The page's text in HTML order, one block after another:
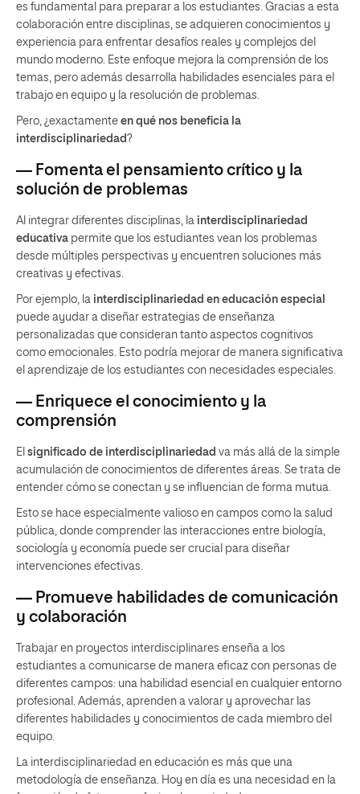
es fundamental para preparar a los estudiantes. Gracias a esta
colaboración entre disciplinas, se adquieren conocimientos y
experiencia para enfrentar desafíos reales y complejos del
mundo moderno. Este enfoque mejora la comprensión de los
temas, pero además desarrolla habilidades esenciales para el
trabajo en equipo y la resolución de problemas.
Pero, ¿exactamente en qué nos beneficia la
interdisciplinariedad?
— Fomenta el pensamiento crítico y la
solución de problemas
Al integrar diferentes disciplinas, la interdisciplinariedad
educativa permite que los estudiantes vean los problemas
desde múltiples perspectivas y encuentren soluciones más
creativas y efectivas.
Por ejemplo, la interdisciplinariedad en educación especial
puede ayudar a diseñar estrategias de enseñanza
personalizadas que consideran tanto aspectos cognitivos
como emocionales. Esto podría mejorar de manera significativa
el aprendizaje de los estudiantes con necesidades especiales.
— Enriquece el conocimiento y la
comprensión
El significado de interdisciplinariedad va más allá de la simple
acumulación de conocimientos de diferentes áreas. Se trata de
entender cómo se conectan y se influencian de forma mutua.
Esto se hace especialmente valioso en campos como la salud
pública, donde comprender las interacciones entre biología,
sociología y economía puede ser crucial para diseñar
intervenciones efectivas.
— Promueve habilidades de comunicación
y colaboración
Trabajar en proyectos interdisciplinares enseña a los
estudiantes a comunicarse de manera eficaz con personas de
diferentes campos: una habilidad esencial en cualquier entorno
profesional. Además, aprenden a valorar y aprovechar las
diferentes habilidades y conocimientos de cada miembro del
equipo.
La interdisciplinariedad en educación es más que una
metodología de enseñanza. Hoy en día es una necesidad en la